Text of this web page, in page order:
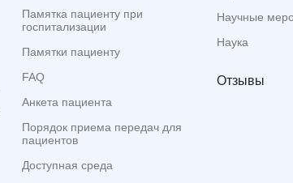
Памятка пациенту при
госпитализации
Памятки пациенту
FAQ
Анкета пациента
Порядок приема передач для
пациентов
Доступная среда
Научные
Наука
Отзывы